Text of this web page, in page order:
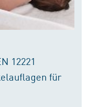
12221
für